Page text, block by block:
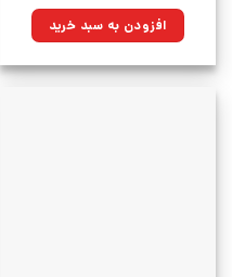
۳۶۸,۰۰۰تومان
بود.
۲۶۳,۱۲۰تومان.افزودن به سبد خرید